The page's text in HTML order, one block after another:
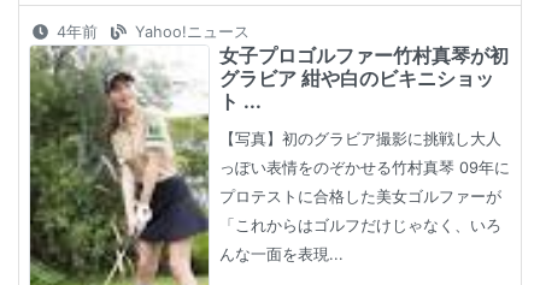
4年前 Yahoo!ニュース
女子プロゴルファー竹村真琴が初
グラビア 紺や白のビキニショッ
ト ...
【写真】初のグラビア撮影に挑戦し大人
っぽい表情をのぞかせる竹村真琴 09年に
プロテストに合格した美女ゴルファーが
「これからはゴルフだけじゃなく、いろ
んな一面を表現...